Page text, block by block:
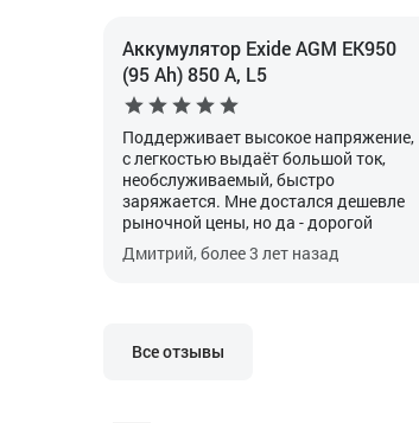
Аккумулятор Exide AGM EK950
(95 Ah) 850 А, L5
Поддерживает высокое напряжение,
с легкостью выдаёт большой ток,
необслуживаемый, быстро
заряжается. Мне достался дешевле
рыночной цены, но да - дорогой
Дмитрий, более 3 лет назад
Все отзывы